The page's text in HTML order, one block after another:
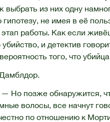
из них одну
не имея в её
этап работы. Как если
и детектив
того, что
Но позже обнаружится,
волосы, все начнут
по отношению к